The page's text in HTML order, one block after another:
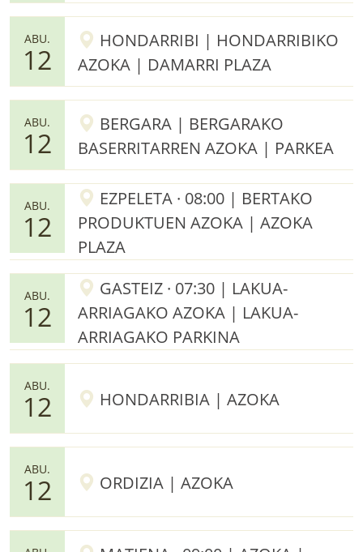
ABU.
12
HONDARRIBI | HONDARRIBIKO
AZOKA | DAMARRI PLAZA
ABU.
12
BERGARA | BERGARAKO
BASERRITARREN AZOKA | PARKEA
ABU.
12
EZPELETA · 08:00 | BERTAKO
PRODUKTUEN AZOKA | AZOKA
PLAZA
ABU.
12
GASTEIZ · 07:30 | LAKUA-
ARRIAGAKO AZOKA | LAKUA-
ARRIAGAKO PARKINA
ABU.
12 HONDARRIBIA | AZOKA
ABU.
12 ORDIZIA | AZOKA